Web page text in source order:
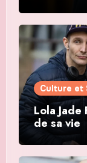
Culture et
Lola Jade
de sa vie